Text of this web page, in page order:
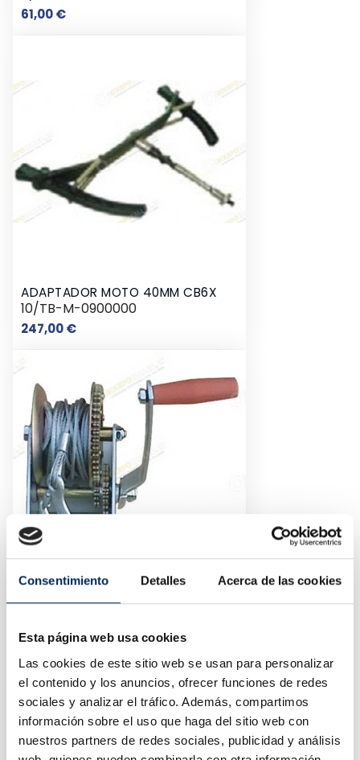
Consentimiento Detalles Acerca de las cookies
Esta página web usa cookies
Las cookies de este sitio web se usan para personalizar
el contenido y los anuncios, ofrecer funciones de redes
sociales y analizar el tráfico. Además, compartimos
información sobre el uso que haga del sitio web con
nuestros partners de redes sociales, publicidad y análisis
61,00 €Preço
ADAPTADOR MOTO 40MM CB6X
10/TB-M-0900000
247,00 €Preço
Guincho Aço 1.360 Kg
41,83 €Preço
Elevador De 1 Coluna 2,5 Toneladas
10/EQT-S2.5T-220
2 622,00 € Preço